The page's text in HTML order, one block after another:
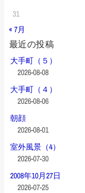
31
« 7月
最近の投稿
大手町（５）
2026-08-08
大手町（４）
2026-08-06
朝顔
2026-08-01
室外風景（4）
2026-07-30
2008年10月27日
2026-07-25